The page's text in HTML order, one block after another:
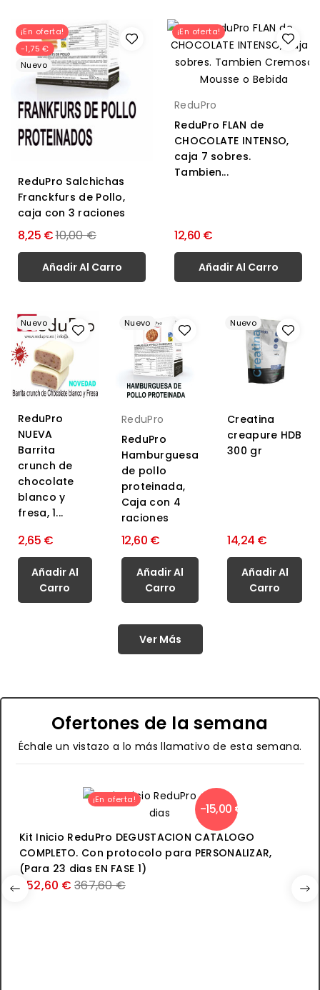
¡En oferta!
-1,75 €
Nuevo
ReduPro Salchichas
Franckfurs de Pollo,
caja con 3 raciones
8,25 €Precio
normal
10,00 €
Añadir Al Carro
¡En oferta!
ReduPro
ReduPro FLAN de
CHOCOLATE INTENSO,
caja 7 sobres.
Tambien...
12,60 €
Añadir Al Carro
Nuevo
ReduPro
NUEVA
Barrita
crunch de
chocolate
blanco y
fresa, 1...
2,65 €
Añadir Al
Carro
Nuevo
ReduPro
ReduPro
Hamburguesa
de pollo
proteinada,
Caja con 4
raciones
12,60 €
Añadir Al
Carro
Nuevo
Creatina
creapure HDB
300 gr
14,24 €
Añadir Al
Carro
Ver Más
Ofertones de la semana
Échale un vistazo a lo más llamativo de esta semana.
¡En oferta!
-15,00 €
Kit Inicio ReduPro DEGUSTACION CATALOGO
COMPLETO. Con protocolo para PERSONALIZAR,
(Para 23 dias EN FASE 1)
352,60 € Precio
367,60 €